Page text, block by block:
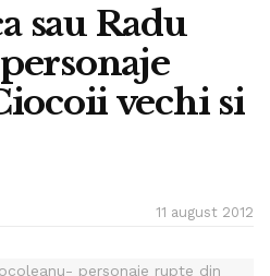
sau Radu
vechi si
11 august 2012